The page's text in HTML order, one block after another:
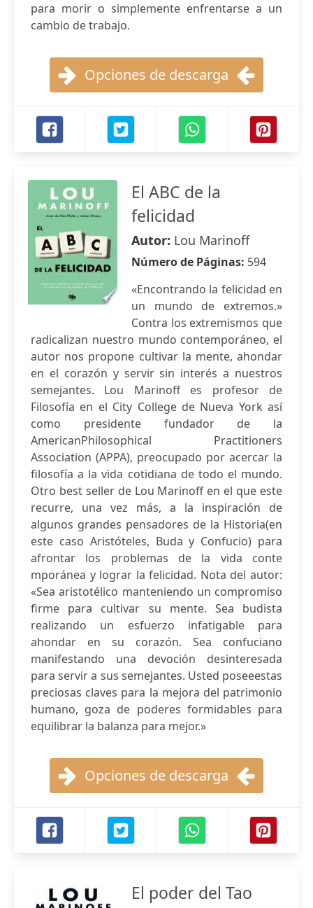
para morir o simplemente enfrentarse a un
cambio de trabajo.
Opciones de descarga
El ABC de la
felicidad
Autor: Lou Marinoff
Número de Páginas: 594
«Encontrando la felicidad en
un mundo de extremos.»
Contra los extremismos que
radicalizan nuestro mundo contemporáneo, el
autor nos propone cultivar la mente, ahondar
en el corazón y servir sin interés a nuestros
semejantes. Lou Marinoff es profesor de
Filosofía en el City College de Nueva York así
como presidente fundador de la
AmericanPhilosophical Practitioners
Association (APPA), preocupado por acercar la
filosofía a la vida cotidiana de todo el mundo.
Otro best seller de Lou Marinoff en el que este
recurre, una vez más, a la inspiración de
algunos grandes pensadores de la Historia(en
este caso Aristóteles, Buda y Confucio) para
afrontar los problemas de la vida conte
mporánea y lograr la felicidad. Nota del autor:
«Sea aristotélico manteniendo un compromiso
firme para cultivar su mente. Sea budista
realizando un esfuerzo infatigable para
ahondar en su corazón. Sea confuciano
manifestando una devoción desinteresada
para servir a sus semejantes. Usted poseeestas
preciosas claves para la mejora del patrimonio
humano, goza de poderes formidables para
equilibrar la balanza para mejor.»
Opciones de descarga
El poder del Tao